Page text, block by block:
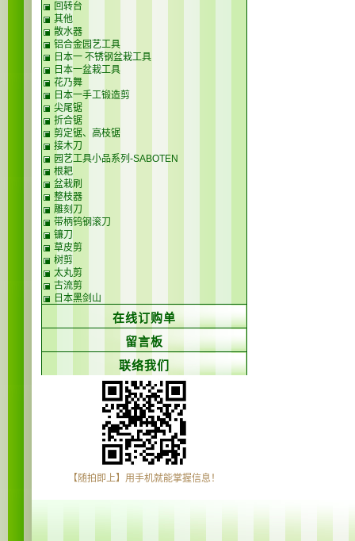
回转台
其他
散水器
铝合金园艺工具
日本一 不锈钢盆栽工具
日本一盆栽工具
花乃舞
日本一手工锻造剪
尖尾锯
折合锯
剪定锯、高枝锯
接木刀
园艺工具小品系列-SABOTEN
根耙
盆栽刷
整枝器
雕刻刀
带柄钨钢滚刀
镰刀
草皮剪
树剪
太丸剪
古流剪
日本黑剑山
在线订购单
留言板
联络我们
【随拍即上】用手机就能掌握信息！